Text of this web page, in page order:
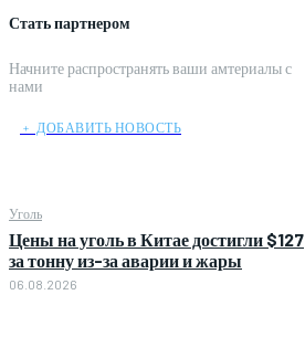
Стать партнером
Начните распространять ваши амтериалы с
нами
﹢ ДОБАВИТЬ НОВОСТЬ
Уголь
Цены на уголь в Китае достигли $127
за тонну из-за аварии и жары
06.08.2026